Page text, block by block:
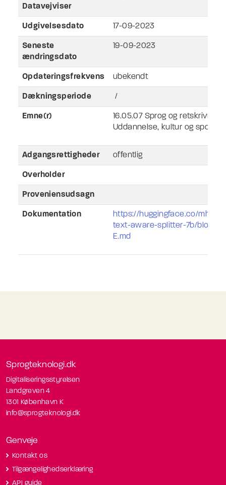
Datavejviser
Udgivelsesdato 17-09-2023
Seneste
ændringsdato
19-09-2023
Opdateringsfrekvens ubekendt
Dækningsperiode /
Emne(r)
16.05.07 Sprog og retskrivning
Uddannelse, kultur og sport
Adgangsrettigheder offentlig
Overholder
Proveniensudsagn
Dokumentation
https://huggingface.co/
text-aware-splitter-7b/blob/
E.md
Sprogteknologi.dk
Digitaliseringsstyrelsen
Landgreven 4
1301 København K
info@sprogteknologi.dk
Genveje
Kontakt os
Tilgængelighedserklæring
API guide